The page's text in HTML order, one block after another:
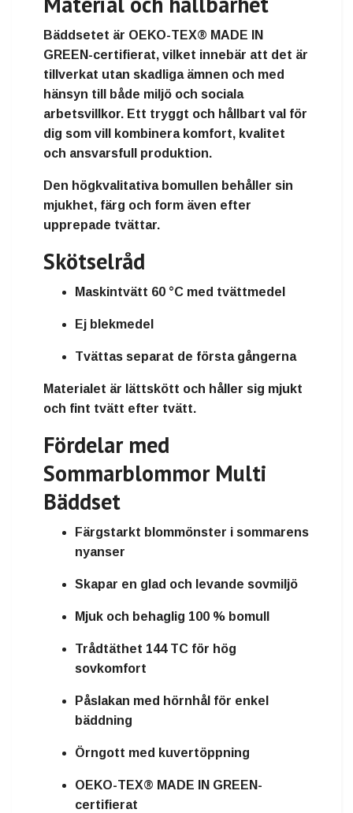
Bäddsetet är OEKO-TEX® MADE IN
GREEN-certifierat, vilket innebär att det är
tillverkat utan skadliga ämnen och med
hänsyn till både miljö och sociala
arbetsvillkor. Ett tryggt och hållbart val för
dig som vill kombinera komfort, kvalitet
och ansvarsfull produktion.
Den högkvalitativa bomullen behåller sin
mjukhet, färg och form även efter
upprepade tvättar.
Skötselråd
Maskintvätt 60 °C med tvättmedel
Ej blekmedel
Tvättas separat de första gångerna
Materialet är lättskött och håller sig mjukt
och fint tvätt efter tvätt.
Fördelar med
Sommarblommor Multi
Bäddset
Färgstarkt blommönster i sommarens
nyanser
Skapar en glad och levande sovmiljö
Mjuk och behaglig 100 % bomull
Trådtäthet 144 TC för hög
sovkomfort
Påslakan med hörnhål för enkel
bäddning
Örngott med kuvertöppning
OEKO-TEX® MADE IN GREEN-
certifierat